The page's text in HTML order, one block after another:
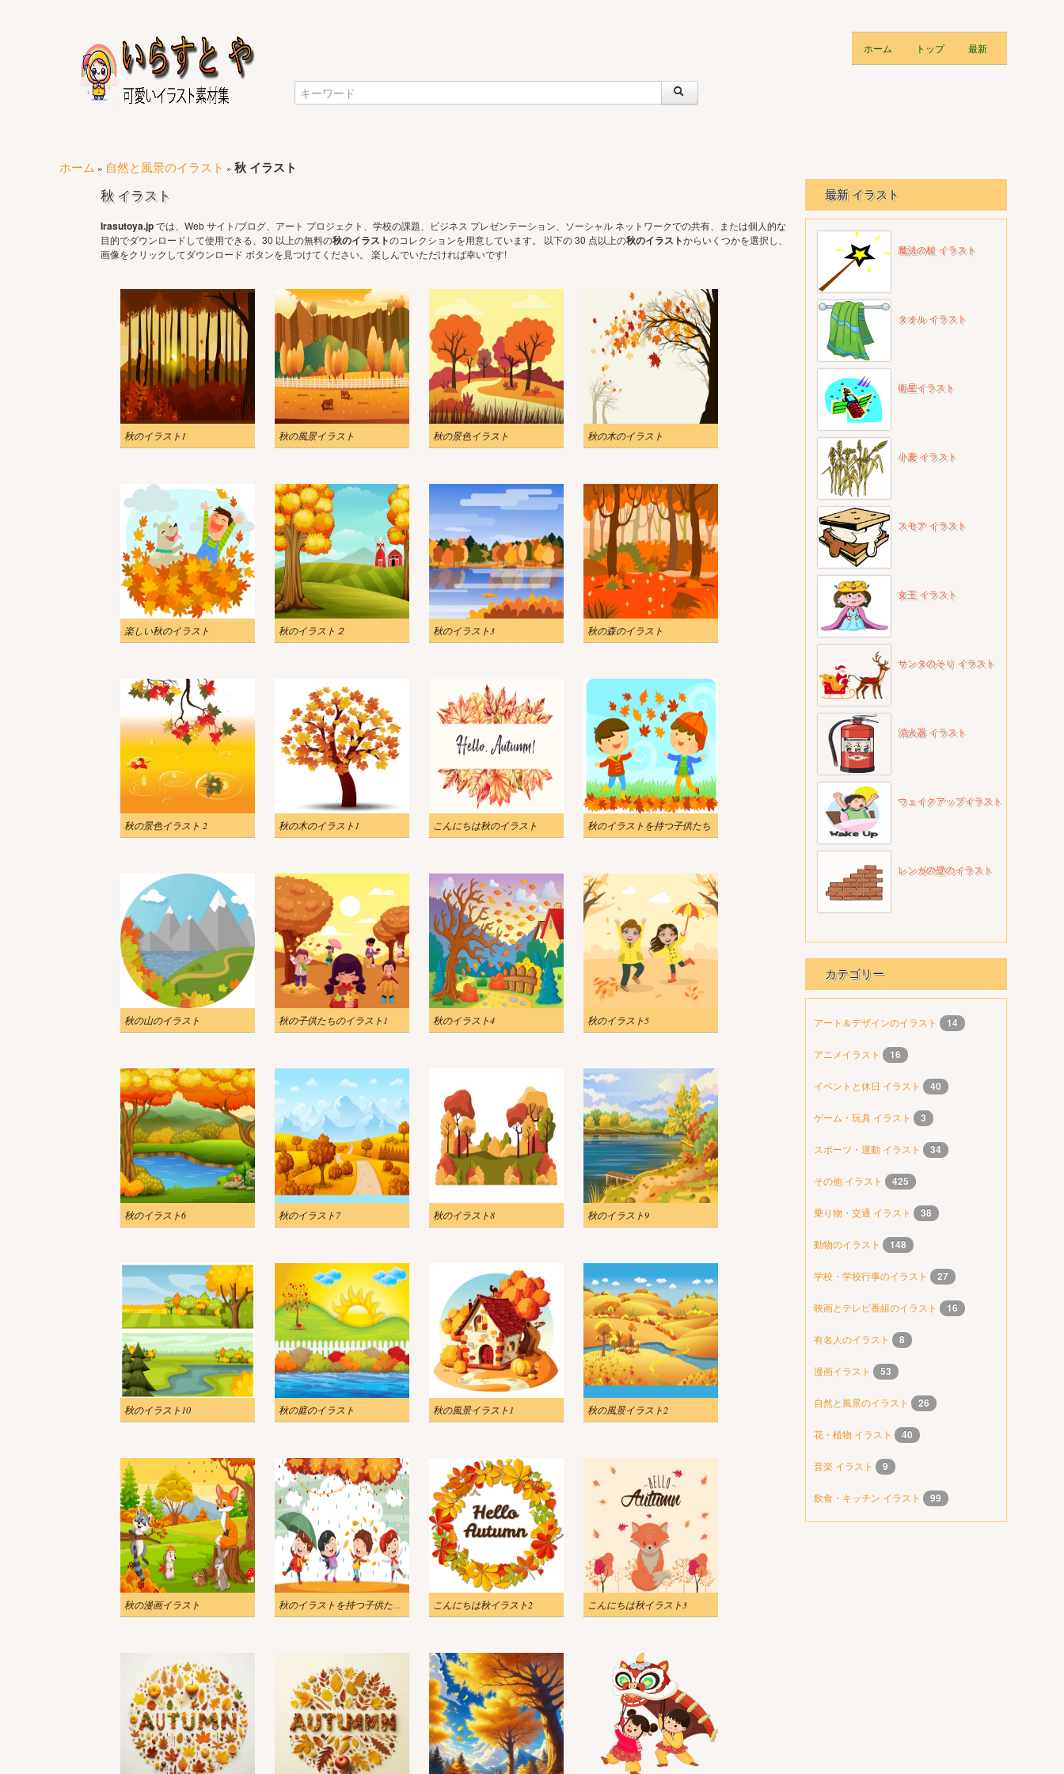
ホーム トップ 最新
ホーム » 自然と風景のイラスト » 秋 イラスト
秋 イラスト
Irasutoya.jpでは、Web サイト/ブログ、アート プロジェクト、学校の課題、ビジネス プレゼンテーション、ソーシャル ネットワークでの共有、または個人的な
目的でダウンロードして使用できる、30 以上の無料の秋のイラストのコレクションを用意しています。 以下の 30 点以上の秋のイラストからいくつかを選択し、
画像をクリックしてダウンロード ボタンを見つけてください。 楽しんでいただければ幸いです!
秋のイラスト1 秋の風景イラスト 秋の景色イラスト 秋の木のイラスト
楽しい秋のイラスト 秋のイラスト２ 秋のイラスト3 秋の森のイラスト
秋の景色イラスト 2 秋の木のイラスト1 こんにちは秋のイラスト 秋のイラストを持つ子供たち
秋の山のイラスト 秋の子供たちのイラスト1 秋のイラスト4 秋のイラスト5
秋のイラスト6 秋のイラスト7 秋のイラスト8 秋のイラスト9
秋のイラスト10 秋の庭のイラスト 秋の風景イラスト1 秋の風景イラスト2
秋の漫画イラスト 秋のイラストを持つ子供たち 2 こんにちは秋イラスト2 こんにちは秋イラスト3
最新 イラスト
魔法の杖 イラスト
タオル イラスト
衛星イラスト
小麦 イラスト
スモア イラスト
女王 イラスト
サンタのそり イラスト
消火器 イラスト
ウェイクアップイラスト
レンガの壁のイラスト
カテゴリー
アート＆デザインのイラスト 14
アニメイラスト 16
イベントと休日 イラスト 40
ゲーム・玩具 イラスト 3
スポーツ・運動 イラスト 34
その他 イラスト 425
乗り物・交通 イラスト 38
動物のイラスト 148
学校・学校行事のイラスト 27
映画とテレビ番組のイラスト 16
有名人のイラスト 8
漫画イラスト 53
自然と風景のイラスト 26
花・植物 イラスト 40
音楽 イラスト 9
飲食・キッチン イラスト 99